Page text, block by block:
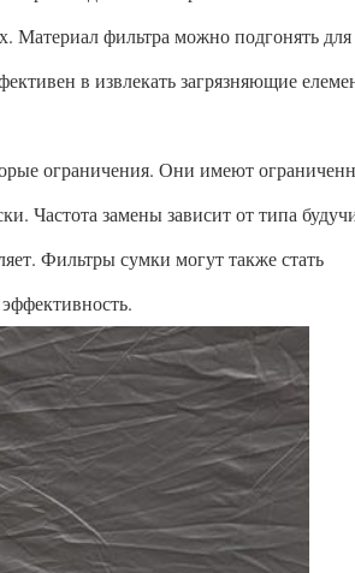
Материал фильтра можно подгонять для
в извлекать загрязняющие
ограничения. Они имеют
Частота замены зависит от типа
Фильтры сумки могут также стать